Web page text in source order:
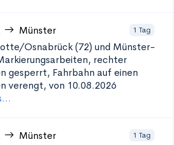
Münster 1 Tag
Osnabrück (72) und Münster-
rechter
gesperrt, Fahrbahn auf einen
verengt, von 10.08.2026
Münster 1 Tag